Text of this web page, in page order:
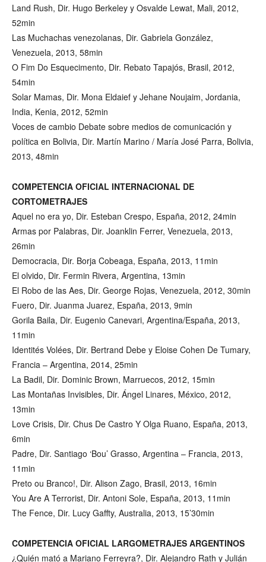
Land Rush, Dir. Hugo Berkeley y Osvalde Lewat, Mali, 2012,
52min
Las Muchachas venezolanas, Dir. Gabriela González,
Venezuela, 2013, 58min
O Fim Do Esquecimento, Dir. Rebato Tapajós, Brasil, 2012,
54min
Solar Mamas, Dir. Mona Eldaief y Jehane Noujaim, Jordania,
India, Kenia, 2012, 52min
Voces de cambio Debate sobre medios de comunicación y
política en Bolivia, Dir. Martín Marino / María José Parra, Bolivia,
2013, 48min
COMPETENCIA OFICIAL INTERNACIONAL DE
CORTOMETRAJES
Aquel no era yo, Dir. Esteban Crespo, España, 2012, 24min
Armas por Palabras, Dir. Joanklin Ferrer, Venezuela, 2013,
26min
Democracia, Dir. Borja Cobeaga, España, 2013, 11min
El olvido, Dir. Fermin Rivera, Argentina, 13min
El Robo de las Aes, Dir. George Rojas, Venezuela, 2012, 30min
Fuero, Dir. Juanma Juarez, España, 2013, 9min
Gorila Baila, Dir. Eugenio Canevari, Argentina/España, 2013,
11min
Identités Volées, Dir. Bertrand Debe y Eloise Cohen De Tumary,
Francia – Argentina, 2014, 25min
La Badil, Dir. Dominic Brown, Marruecos, 2012, 15min
Las Montañas Invisibles, Dir. Ángel Linares, México, 2012,
13min
Love Crisis, Dir. Chus De Castro Y Olga Ruano, España, 2013,
6min
Padre, Dir. Santiago ‘Bou’ Grasso, Argentina – Francia, 2013,
11min
Preto ou Branco!, Dir. Alison Zago, Brasil, 2013, 16min
You Are A Terrorist, Dir. Antoni Sole, España, 2013, 11min
The Fence, Dir. Lucy Gaffty, Australia, 2013, 15’30min
COMPETENCIA OFICIAL LARGOMETRAJES ARGENTINOS
¿Quién mató a Mariano Ferreyra?, Dir. Alejandro Rath y Julián